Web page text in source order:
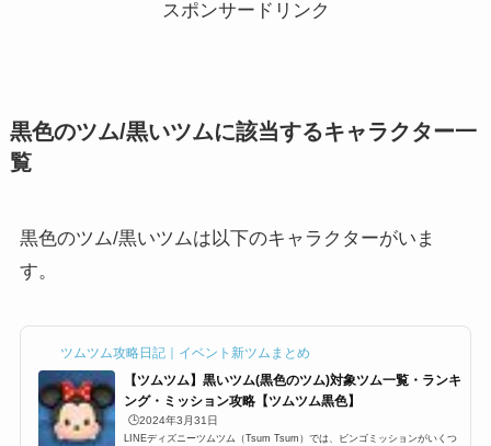
スポンサードリンク
黒色のツム/黒いツムに該当するキャラクター一
覧
黒色のツム/黒いツムは以下のキャラクターがいま
す。
ツムツム攻略日記｜イベント新ツムまとめ
【ツムツム】黒いツム(黒色のツム)対象ツム一覧・ランキ
ング・ミッション攻略【ツムツム黒色】
🕒️2024年3月31日
LINEディズニーツムツム（Tsum Tsum）では、ビンゴミッションがいくつ